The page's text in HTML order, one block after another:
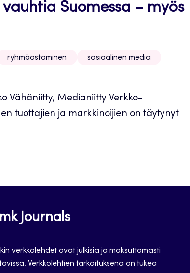
Suomessa – myös
ryhmäostaminen
sosiaalinen media
Vähäniitty, Medianiitty Verkko-
tuottajien ja markkinoijien on täytynyt
Journals
verkkolehdet ovat julkisia ja maksuttomasti
Verkkolehtien tarkoituksena on tukea